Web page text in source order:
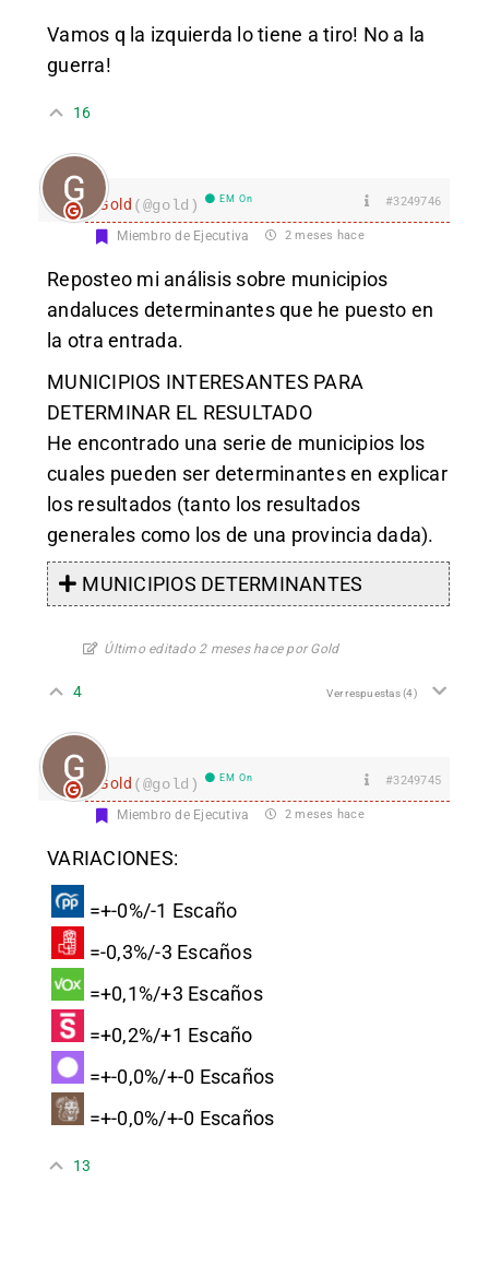
Vamos q la izquierda lo tiene a tiro! No a la
guerra!
16
Gold (@gold) EM On #3249746
Miembro de Ejecutiva 2 meses hace
Reposteo mi análisis sobre municipios
andaluces determinantes que he puesto en
la otra entrada.
MUNICIPIOS INTERESANTES PARA
DETERMINAR EL RESULTADO
He encontrado una serie de municipios los
cuales pueden ser determinantes en explicar
los resultados (tanto los resultados
generales como los de una provincia dada).
MUNICIPIOS DETERMINANTES
Último editado 2 meses hace por Gold
4 Ver respuestas(4)
Gold (@gold) EM On #3249745
Miembro de Ejecutiva 2 meses hace
VARIACIONES:
=+-0%/-1 Escaño
=-0,3%/-3 Escaños
=+0,1%/+3 Escaños
=+0,2%/+1 Escaño
=+-0,0%/+-0 Escaños
=+-0,0%/+-0 Escaños
13